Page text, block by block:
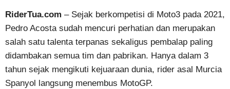
RiderTua.com – Sejak berkompetisi di Moto3 pada 2021,
Pedro Acosta sudah mencuri perhatian dan merupakan
salah satu talenta terpanas sekaligus pembalap paling
didambakan semua tim dan pabrikan. Hanya dalam 3
tahun sejak mengikuti kejuaraan dunia, rider asal Murcia
Spanyol langsung menembus MotoGP.